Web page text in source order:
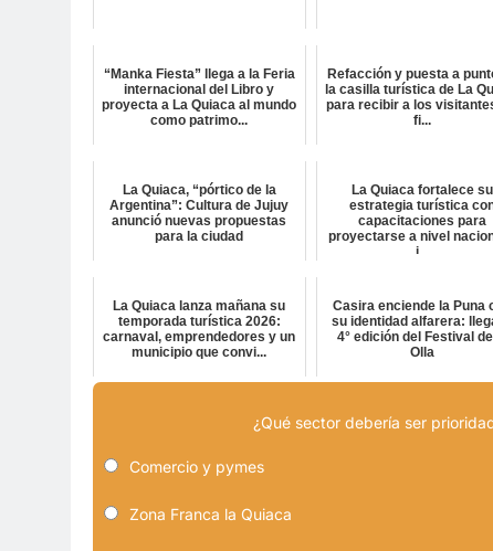
“Manka Fiesta” llega a la Feria
internacional del Libro y
proyecta a La Quiaca al mundo
como patrimo...
Refacción y puesta a
la casilla turística de La
para recibir a los
fi...
La Quiaca, “pórtico de la
Argentina”: Cultura de Jujuy
anunció nuevas propuestas
para la ciudad
La Quiaca fortalece su
estrategia turística
capacitaciones para
proyectarse a nivel
i...
La Quiaca lanza mañana su
temporada turística 2026:
carnaval, emprendedores y un
municipio que convi...
Casira enciende la Puna
su identidad alfarera:
4° edición del Festival
Olla
¿Qué sector debería ser
Comercio y pymes
Zona Franca la Quiaca